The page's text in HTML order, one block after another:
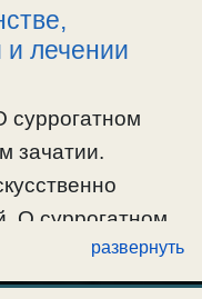
А вот какими
Имеет
волю? …
и лечении
зачатии.
О суррогатном
зачатииразвернуть